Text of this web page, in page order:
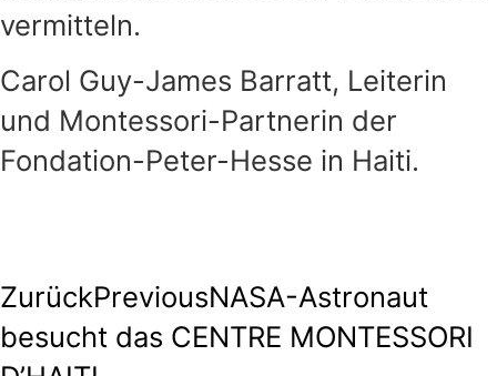
vermitteln.
Carol Guy-James Barratt, Leiterin
und Montessori-Partnerin der
Fondation-Peter-Hesse in Haiti.
ZurückPreviousNASA-Astronaut
besucht das CENTRE MONTESSORI